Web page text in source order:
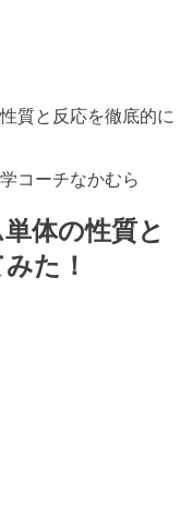
質と反応を徹底的に
コーチなかむら
体の性質と
た！